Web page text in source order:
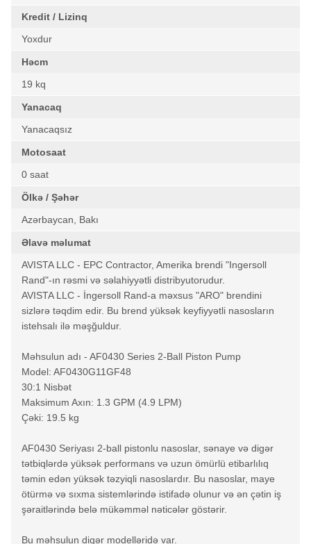
Kredit / Lizinq
Yoxdur
Həcm
19 kq
Yanacaq
Yanacaqsız
Motosaat
0 saat
Ölkə / Şəhər
Azərbaycan, Bakı
Əlavə məlumat
AVISTA LLC - EPC Contractor, Amerika brendi "Ingersoll
Rand"-ın rəsmi və səlahiyyətli distribyutorudur.
AVISTA LLC - İngersoll Rand-a məxsus "ARO" brendini
sizlərə təqdim edir. Bu brend yüksək keyfiyyətli nasosların
istehsalı ilə məşğuldur.
Məhsulun adı - AF0430 Series 2-Ball Piston Pump
Model: AF0430G11GF48
30:1 Nisbət
Maksimum Axın: 1.3 GPM (4.9 LPM)
Çəki: 19.5 kg
AF0430 Seriyası 2-ball pistonlu nasoslar, sənaye və digər
tətbiqlərdə yüksək performans və uzun ömürlü etibarlılıq
təmin edən yüksək təzyiqli nasoslardır. Bu nasoslar, maye
ötürmə və sıxma sistemlərində istifadə olunur və ən çətin iş
şəraitlərində belə mükəmməl nəticələr göstərir.
Bu məhsulun digər modelləridə var.